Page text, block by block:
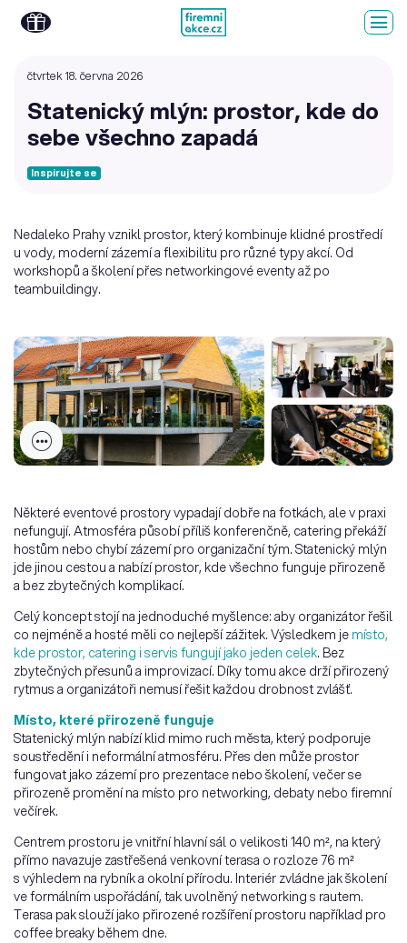
čtvrtek 18. června 2026
Statenický mlýn: prostor, kde do
sebe všechno zapadá
Inspirujte se
Nedaleko Prahy vznikl prostor, který kombinuje klidné prostředí
u vody, moderní zázemí a flexibilitu pro různé typy akcí. Od
workshopů a školení přes networkingové eventy až po
teambuildingy.
Některé eventové prostory vypadají dobře na fotkách, ale v praxi
nefungují. Atmosféra působí příliš konferenčně, catering překáží
hostům nebo chybí zázemí pro organizační tým. Statenický mlýn
jde jinou cestou a nabízí prostor, kde všechno funguje přirozeně
a bez zbytečných komplikací.
Celý koncept stojí na jednoduché myšlence: aby organizátor řešil
co nejméně a hosté měli co nejlepší zážitek. Výsledkem je místo,
kde prostor, catering i servis fungují jako jeden celek. Bez
zbytečných přesunů a improvizací. Díky tomu akce drží přirozený
rytmus a organizátoři nemusí řešit každou drobnost zvlášť.
Místo, které přirozeně funguje
Statenický mlýn nabízí klid mimo ruch města, který podporuje
soustředění i neformální atmosféru. Přes den může prostor
fungovat jako zázemí pro prezentace nebo školení, večer se
přirozeně promění na místo pro networking, debaty nebo firemní
večírek.
Centrem prostoru je vnitřní hlavní sál o velikosti 140 m², na který
přímo navazuje zastřešená venkovní terasa o rozloze 76 m²
s výhledem na rybník a okolní přírodu. Interiér zvládne jak školení
ve formálním uspořádání, tak uvolněný networking s rautem.
Terasa pak slouží jako přirozené rozšíření prostoru například pro
coffee breaky během dne.